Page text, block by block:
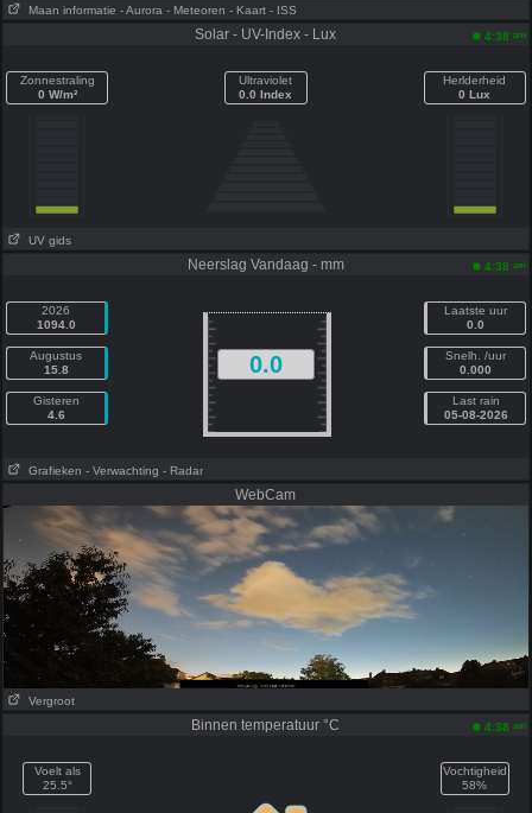
Maan informatie - Aurora - Meteoren - Kaart - ISS
Solar - UV-Index - Lux 4:38 am
Zonnestraling
0 W/m²
Ultraviolet
0.0 Index
Herlderheid
0 Lux
UV gids
Neerslag Vandaag - mm 4:38 am
2026
1094.0
Augustus
15.8
Gisteren
4.6
0.0
Laatste uur
0.0
Snelh. /uur
0.000
Last rain
05-08-2026
Grafieken - Verwachting - Radar
WebCam
Vergroot
Binnen temperatuur °C 4:38 am
Voelt als
25.5°
Vochtigheid
58%